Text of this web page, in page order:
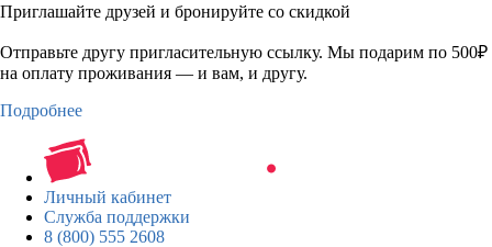
Приглашайте друзей и бронируйте со скидкой
Отправьте другу пригласительную ссылку. Мы подарим по 500₽
на оплату проживания — и вам, и другу.
Подробнее
Личный кабинет
Служба поддержки
8 (800) 555 2608